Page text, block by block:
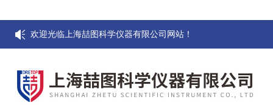
欢迎光临上海喆图科学仪器有限公司网站！